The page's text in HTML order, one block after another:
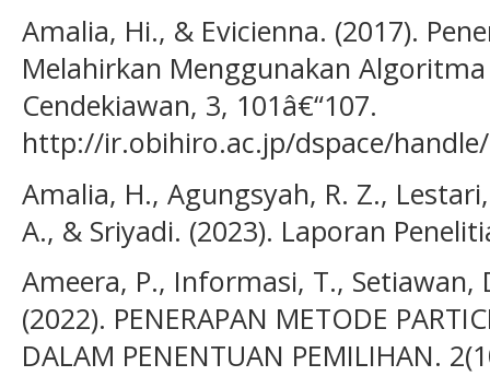
Amalia, Hi., & Evicienna. (2017).
Melahirkan Menggunakan
Cendekiawan, 3, 101â€“107.
http://ir.obihiro.ac.jp/dspace/
Amalia, H., Agungsyah, R. Z.,
A., & Sriyadi. (2023). Laporan
Ameera, P., Informasi, T., Setiawan,
(2022). PENERAPAN METODE
DALAM PENENTUAN PEMILIHAN.